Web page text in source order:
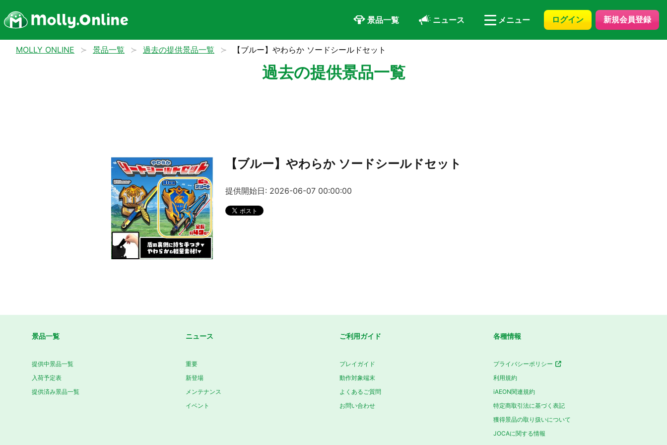
景品一覧 ニュース メニュー ログイン 新規会員登録
MOLLY ONLINE 景品一覧 過去の提供景品一覧 【ブルー】やわらか ソードシールドセット
過去の提供景品一覧
【ブルー】やわらか ソードシールドセット
提供開始日: 2026-06-07 00:00:00
景品一覧
提供中景品一覧
入荷予定表
提供済み景品一覧
ニュース
重要
新登場
メンテナンス
イベント
ご利用ガイド
プレイガイド
動作対象端末
よくあるご質問
お問い合わせ
各種情報
プライバシーポリシー
利用規約
iAEON関連規約
特定商取引法に基づく表記
獲得景品の取り扱いについて
JOCAに関する情報